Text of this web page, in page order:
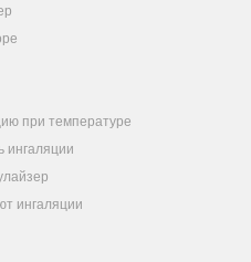
при температуре
ингаляции
ингаляции